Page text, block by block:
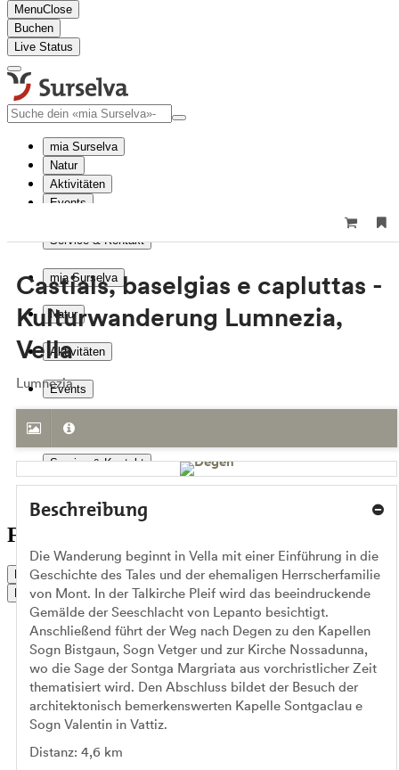
MenuClose
Buchen
Live Status
mia Surselva
Natur
Aktivitäten
Events
Service & Kontakt
mia Surselva
Natur
Aktivitäten
Events
Reise planen
Service & Kontakt
Führungen für Gruppen
Live Status
Buchen
Castials, baselgias e capluttas -
Kulturwanderung Lumnezia,
Vella
Lumnezia
Beschreibung
Die Wanderung beginnt in Vella mit einer Einführung in die
Geschichte des Tales und der ehemaligen Herrscherfamilie
von Mont. In der Talkirche Pleif wird das beeindruckende
Gemälde der Seeschlacht von Lepanto besichtigt.
Anschließend führt der Weg nach Degen zu den Kapellen
Sogn Bistgaun, Sogn Vetger und zur Kirche Nossadunna,
wo die Sage der Sontga Margriata aus vorchristlicher Zeit
thematisiert wird. Den Abschluss bildet der Besuch der
architektonisch bemerkenswerten Kapelle Sontgaclau e
Sogn Valentin in Vattiz.
Distanz: 4,6 km